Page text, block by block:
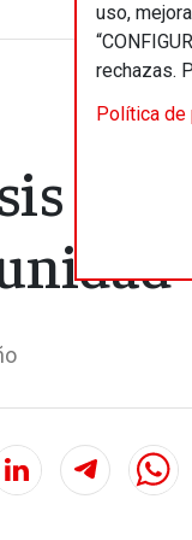
uso,
rechazas.
Política de